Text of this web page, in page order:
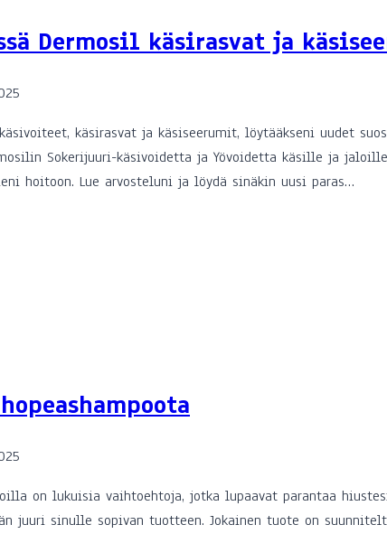
Dermosil käsirasvat ja
käsirasvat ja käsiseerumit, löytääkseni uudet
Sokerijuuri-käsivoidetta ja Yövoidetta käsille ja
hoitoon. Lue arvosteluni ja löydä sinäkin uusi paras…
on lukuisia vaihtoehtoja, jotka lupaavat parantaa
juuri sinulle sopivan tuotteen. Jokainen tuote on